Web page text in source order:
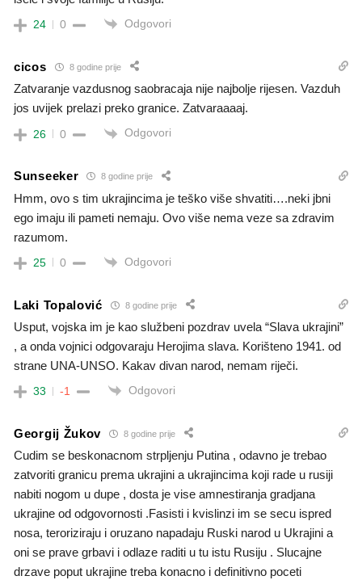
24 0 Odgovori
cicos 8 godine prije
Zatvaranje vazdusnog saobracaja nije najbolje rijesen. Vazduh
jos uvijek prelazi preko granice. Zatvaraaaaj.
26 0 Odgovori
Sunseeker 8 godine prije
Hmm, ovo s tim ukrajincima je teško više shvatiti….neki jbni
ego imaju ili pameti nemaju. Ovo više nema veze sa zdravim
razumom.
25 0 Odgovori
Laki Topalović 8 godine prije
Usput, vojska im je kao službeni pozdrav uvela “Slava ukrajini”
, a onda vojnici odgovaraju Herojima slava. Korišteno 1941. od
strane UNA-UNSO. Kakav divan narod, nemam riječi.
33 -1 Odgovori
Georgij Žukov 8 godine prije
Cudim se beskonacnom strpljenju Putina , odavno je trebao
zatvoriti granicu prema ukrajini a ukrajincima koji rade u rusiji
nabiti nogom u dupe , dosta je vise amnestiranja gradjana
ukrajine od odgovornosti .Fasisti i kvislinzi im se secu ispred
nosa, teroriziraju i oruzano napadaju Ruski narod u Ukrajini a
oni se prave grbavi i odlaze raditi u tu istu Rusiju . Slucajne
drzave poput ukrajine treba konacno i definitivno poceti